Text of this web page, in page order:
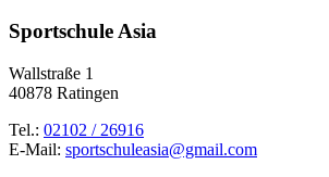
Sportschule Asia
Wallstraße 1
40878 Ratingen
Tel.: 02102 / 26916
E-Mail: sportschuleasia@gmail.com